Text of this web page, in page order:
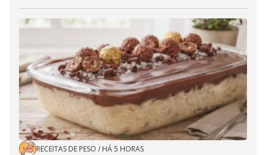
RECEITAS DE PESO / HÁ 5 HORAS